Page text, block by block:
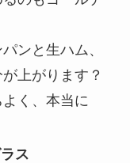
ンと生ハム、
上がります？
く、本当に
ス